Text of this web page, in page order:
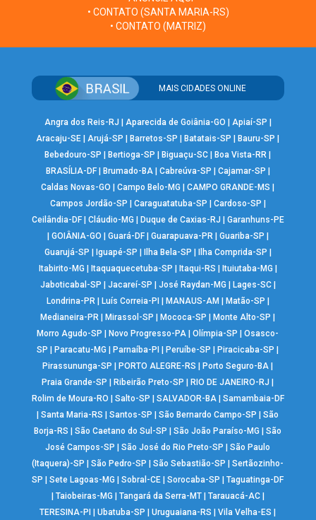
• CONTATO (SANTA MARIA-RS)
• CONTATO (MATRIZ)
MAIS CIDADES ONLINE
Angra dos Reis-RJ Aparecida de Goiânia-GO Apiaí-SP
Aracaju-SE |Arujá-SP Barretos-SP Batatais-SP Bauru-SP
Bebedouro-SP
Bertioga-SP Biguaçu-SC Boa Vista-RR
BRASÍLIA-DF| Brumado-BA| Cabreúva-SP Cajamar-SP
Caldas Novas-GO
|Campo Belo-MG |CAMPO GRANDE-MS
Campos Jordão-SP
Caraguatatuba-SP Cardoso-SP
Ceilândia-DF| Cláudio-MG Duque de Caxias-RJ
Garanhuns-PE
GOIÂNIA-GO Guará-DF| Guarapuava-PR| Guariba-SP
Guarujá-SP
Iguapé-SP Ilha Bela-SP Ilha Comprida-SP
Itabirito-MG
Itaquaquecetuba-SP Itaqui-RS Ituiutaba-MG
Jaboticabal-SP
Jacareí-SP José Raydan-MG Lages-SC|
Londrina-PR| Luís Correia-PI MANAUS-AM Matão-SP
Medianeira-PR
Mirassol-SP Mococa-SP Monte Alto-SP
Morro Agudo-SP
Novo Progresso-PA |Olímpia-SP |Osasco-
SP
Paracatu-MG Parnaíba-PI Peruíbe-SP Piracicaba-SP
Pirassununga-SP
PORTO ALEGRE-RS Porto Seguro-BA
Praia Grande-SP
Ribeirão Preto-SP RIO DE JANEIRO-RJ
Rolim de Moura-RO
Salto-SP SALVADOR-BA| Samambaia-DF
|Santa Maria-RS |Santos-SP |São Bernardo Campo-SP |São
Borja-RS
|São Caetano do Sul-SP |São João Paraíso-MG |São
José Campos-SP
|São José do Rio Preto-SP |São Paulo
(Itaquera)-SP
|São Pedro-SP |São Sebastião-SP |Sertãozinho-
SP
|Sete Lagoas-MG |Sobral-CE |Sorocaba-SP |Taguatinga-DF
Taiobeiras-MG Tangará da Serra-MT| Tarauacá-AC|
TERESINA-PI
|Ubatuba-SP |Uruguaiana-RS |Vila Velha-ES